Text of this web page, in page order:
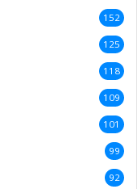
152
125
118
109
101
99
92